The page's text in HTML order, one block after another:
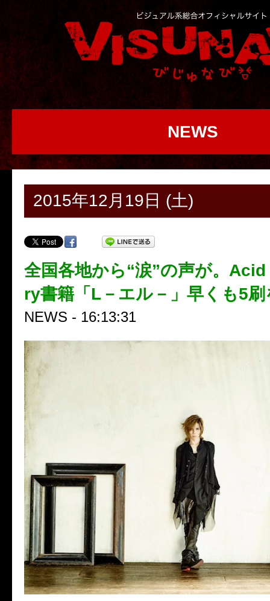
NEWS
2015年12月19日 (土)
全国各地から“涙”の声が。
ry書籍「L－エル－」早くも5刷
NEWS - 16:13:31